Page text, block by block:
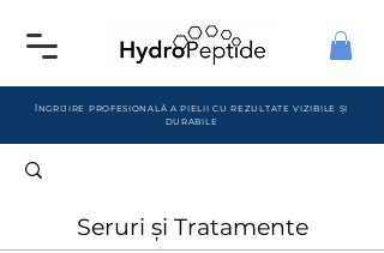
ÎNGRIJIRE PROFESIONALĂ A PIELII CU REZULTATE VIZIBILE ȘI
DURABILE
Seruri și Tratamente